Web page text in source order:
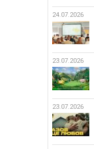
24.07.2026
23.07.2026
23.07.2026